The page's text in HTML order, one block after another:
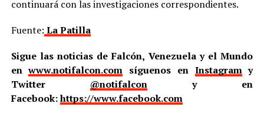
continuará con las investigaciones correspondientes.
Fuente: La Patilla
Sigue las noticias de Falcón, Venezuela y el Mundo
enwww.notifalcon.com síguenos en Instagramy
Twitter @notifalcony en
Facebook:https://www.facebook.com